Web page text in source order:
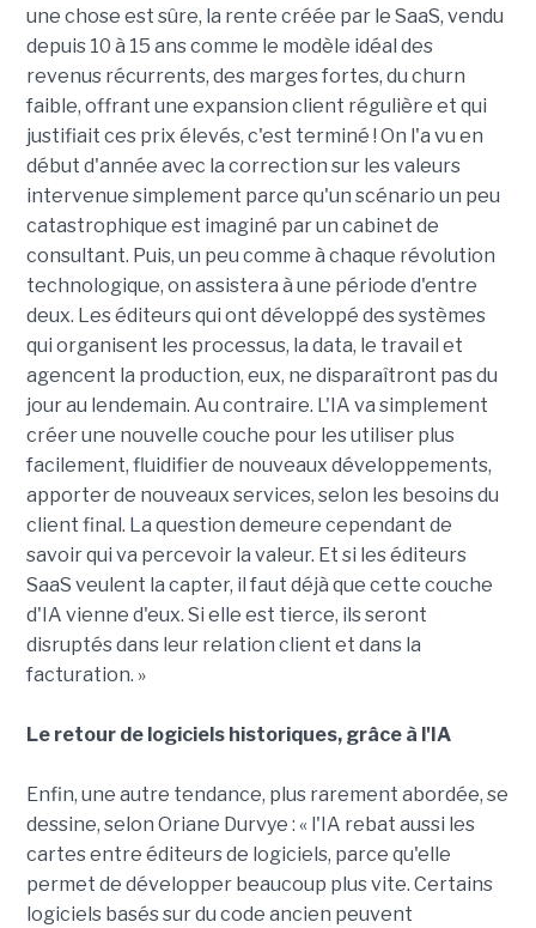
une chose est sûre, la rente créée par le SaaS, vendu
depuis 10 à 15 ans comme le modèle idéal des
revenus récurrents, des marges fortes, du churn
faible, offrant une expansion client régulière et qui
justifiait ces prix élevés, c'est terminé ! On l'a vu en
début d'année avec la correction sur les valeurs
intervenue simplement parce qu'un scénario un peu
catastrophique est imaginé par un cabinet de
consultant. Puis, un peu comme à chaque révolution
technologique, on assistera à une période d'entre
deux. Les éditeurs qui ont développé des systèmes
qui organisent les processus, la data, le travail et
agencent la production, eux, ne disparaîtront pas du
jour au lendemain. Au contraire. L'IA va simplement
créer une nouvelle couche pour les utiliser plus
facilement, fluidifier de nouveaux développements,
apporter de nouveaux services, selon les besoins du
client final. La question demeure cependant de
savoir qui va percevoir la valeur. Et si les éditeurs
SaaS veulent la capter, il faut déjà que cette couche
d'IA vienne d'eux. Si elle est tierce, ils seront
disruptés dans leur relation client et dans la
facturation. »
Le retour de logiciels historiques, grâce à l'IA
Enfin, une autre tendance, plus rarement abordée, se
dessine, selon Oriane Durvye : « l'IA rebat aussi les
cartes entre éditeurs de logiciels, parce qu'elle
permet de développer beaucoup plus vite. Certains
logiciels basés sur du code ancien peuvent